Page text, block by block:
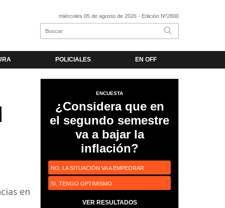
miércoles 05 de agosto de 2026 - Edición Nº2800
POLICIALES EN OFF
en
ENCUESTA
¿Considera que en
el segundo semestre
va a bajar la
inflación?
NO, LA SITUACIÓN VA A EMPEORAR
SI, TENGO OPTIMISMO
VER RESULTADOS